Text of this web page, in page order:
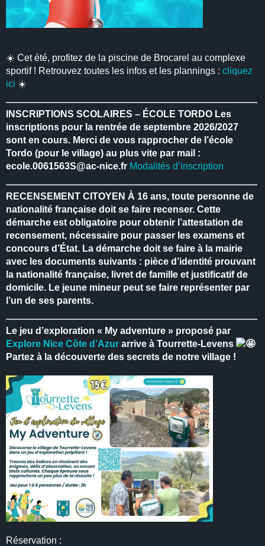
☀️ Cet été, profitez de la piscine de Brocarel au complexe
sportif ! Retrouvez toutes les infos et les plannings :cliquez
ici ☀️
INSCRIPTIONS SCOLAIRES – ÉCOLE TORDO Les
inscriptions pour la rentrée de septembre 2026/2027
sont en cours. Merci de vous rapprocher de l’école
Tordo (pour le village) au plus vite par mail :
ecole.0061563S@ac-nice.fr Modalités d’inscription
RECENSEMENT CITOYEN À 16 ans, toute personne de
nationalité française doit se faire recenser. Cette
démarche est obligatoire pour obtenir l’attestation de
recensement, nécessaire pour passer les examens et
concours d’État. La démarche doit se faire à la mairie
avec les documents suivants : pièce d’identité prouvant
la nationalité française, livret de famille et justificatif de
domicile. Le jeune mineur peut se faire représenter par
l’un de ses parents.
Le jeu d’exploration « My adventure » proposé par
Explore Nice Côte d’Azur arrive à Tourrette-Levens
Partez à la découverte des secrets de notre village !
Réservation :